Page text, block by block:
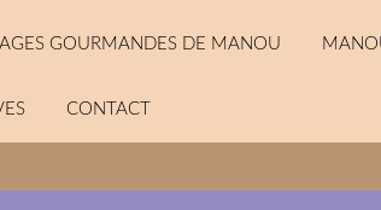
GOURMANDES DE MANOU
CONTACT